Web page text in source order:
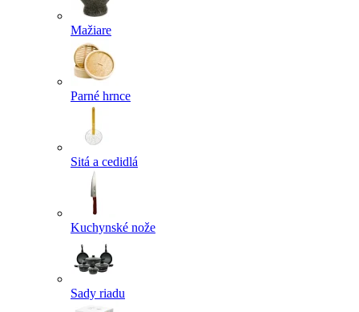
Mažiare
Parné hrnce
Sitá a cedidlá
Kuchynské nože
Sady riadu